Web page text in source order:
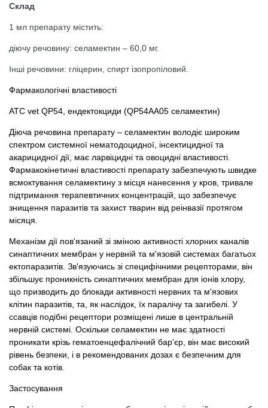
Склад
1 мл препарату містить:
діючу речовину: селамектин – 60,0 мг.
Інші речовини: гліцерин, спирт ізопропіловий.
Фармакологічні властивості
АТС vet QP54, ендектокциди (QP54АА05 селамектин)
Діюча речовина препарату – селамектин володіє широким
спектром системної нематодоцидної, інсектицидної та
акарицидної дії, має ларвіцидні та овоцидні властивості.
Фармакокінетичні властивості препарату забезпечують швидке
всмоктування селамектину з місця нанесення у кров, тривале
підтримання терапевтичних концентрацій, що забезпечує
знищення паразитів та захист тварин від реінвазії протягом
місяця.
Механізм дії пов'язаний зі зміною активності хлорних каналів
синаптичних мембран у нервній та м'язовій системах багатьох
ектопаразитів. Зв'язуючись зі специфічними рецепторами, він
збільшує проникність синаптичних мембран для іонів хлору,
що призводить до блокади активності нервних та м'язових
клітин паразитів, та, як наслідок, їх паралічу та загибелі. У
ссавців подібні рецептори розміщені лише в центральній
нервній системі. Оскільки селамектин не має здатності
проникати крізь гематоенцефалічний бар'єр, він має високий
рівень безпеки, і в рекомендованих дозах є безпечним для
собак та котів.
Застосування
Популярні зоотоварі